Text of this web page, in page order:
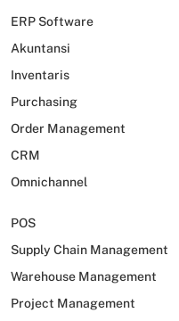
ERP Software
Akuntansi
Inventaris
Purchasing
Order Management
CRM
Omnichannel
POS
Supply Chain Management
Warehouse Management
Project Management